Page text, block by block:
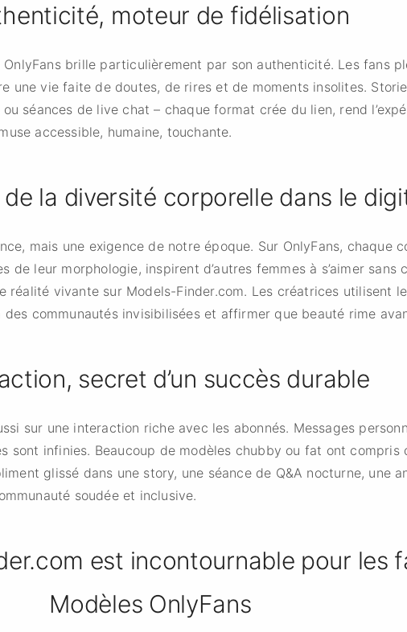
moteur de fidélisation
OnlyFans brille particulièrement par son authenticité. Les fans
une vie faite de doutes, de rires et de moments insolites.
séances de live chat – chaque format crée du lien, rend
accessible, humaine, touchante.
la diversité corporelle dans le
mais une exigence de notre époque. Sur OnlyFans, chaque
de leur morphologie, inspirent d’autres femmes à s’aimer sans
réalité vivante sur Models-Finder.com. Les créatrices utilisent
communautés invisibilisées et affirmer que beauté rime
secret d’un succès durable
sur une interaction riche avec les abonnés. Messages
sont infinies. Beaucoup de modèles chubby ou fat ont compris
glissé dans une story, une séance de Q&A nocturne, une
soudée et inclusive.
est incontournable pour les
Modèles OnlyFans